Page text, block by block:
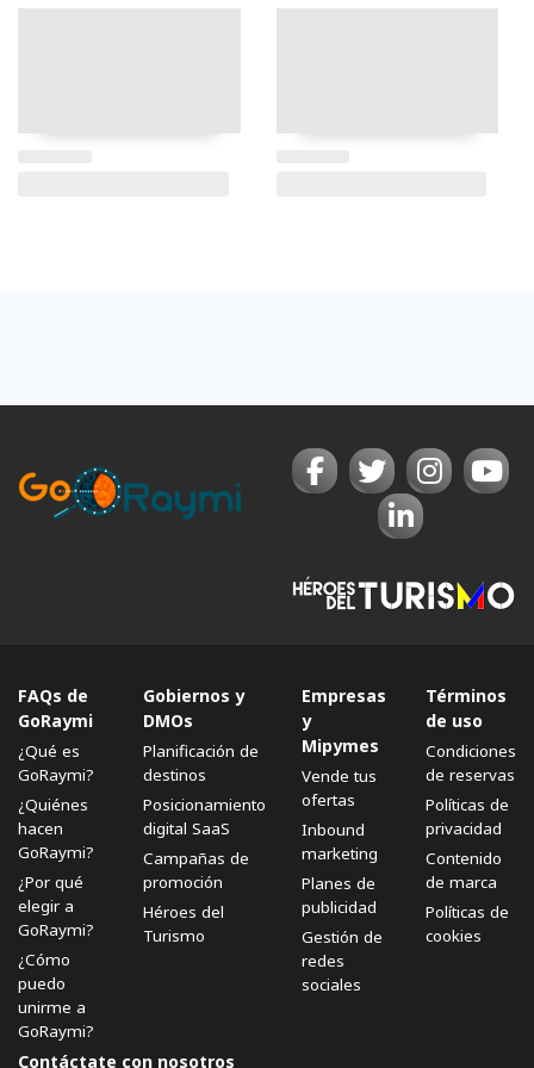
FAQs de
GoRaymi
¿Qué es
GoRaymi?
¿Quiénes
hacen
GoRaymi?
¿Por qué
elegir a
GoRaymi?
¿Cómo
puedo
unirme a
GoRaymi?
Gobiernos y
DMOs
Planificación de
destinos
Posicionamiento
digital SaaS
Campañas de
promoción
Héroes del
Turismo
Empresas
y
Mipymes
Vende tus
ofertas
Inbound
marketing
Planes de
publicidad
Gestión de
redes
sociales
Términos
de uso
Condiciones
de reservas
Políticas de
privacidad
Contenido
de marca
Políticas de
cookies
Contáctate con nosotros